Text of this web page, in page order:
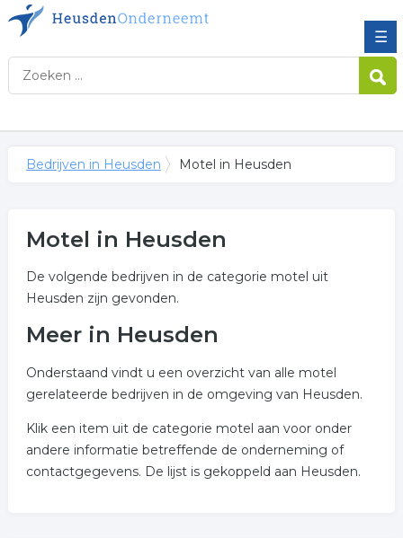
☰
Bedrijven in Heusden Motel in Heusden
Motel in Heusden
De volgende bedrijven in de categorie motel uit
Heusden zijn gevonden.
Meer in Heusden
Onderstaand vindt u een overzicht van alle motel
gerelateerde bedrijven in de omgeving van Heusden.
Klik een item uit de categorie motel aan voor onder
andere informatie betreffende de onderneming of
contactgegevens. De lijst is gekoppeld aan Heusden.